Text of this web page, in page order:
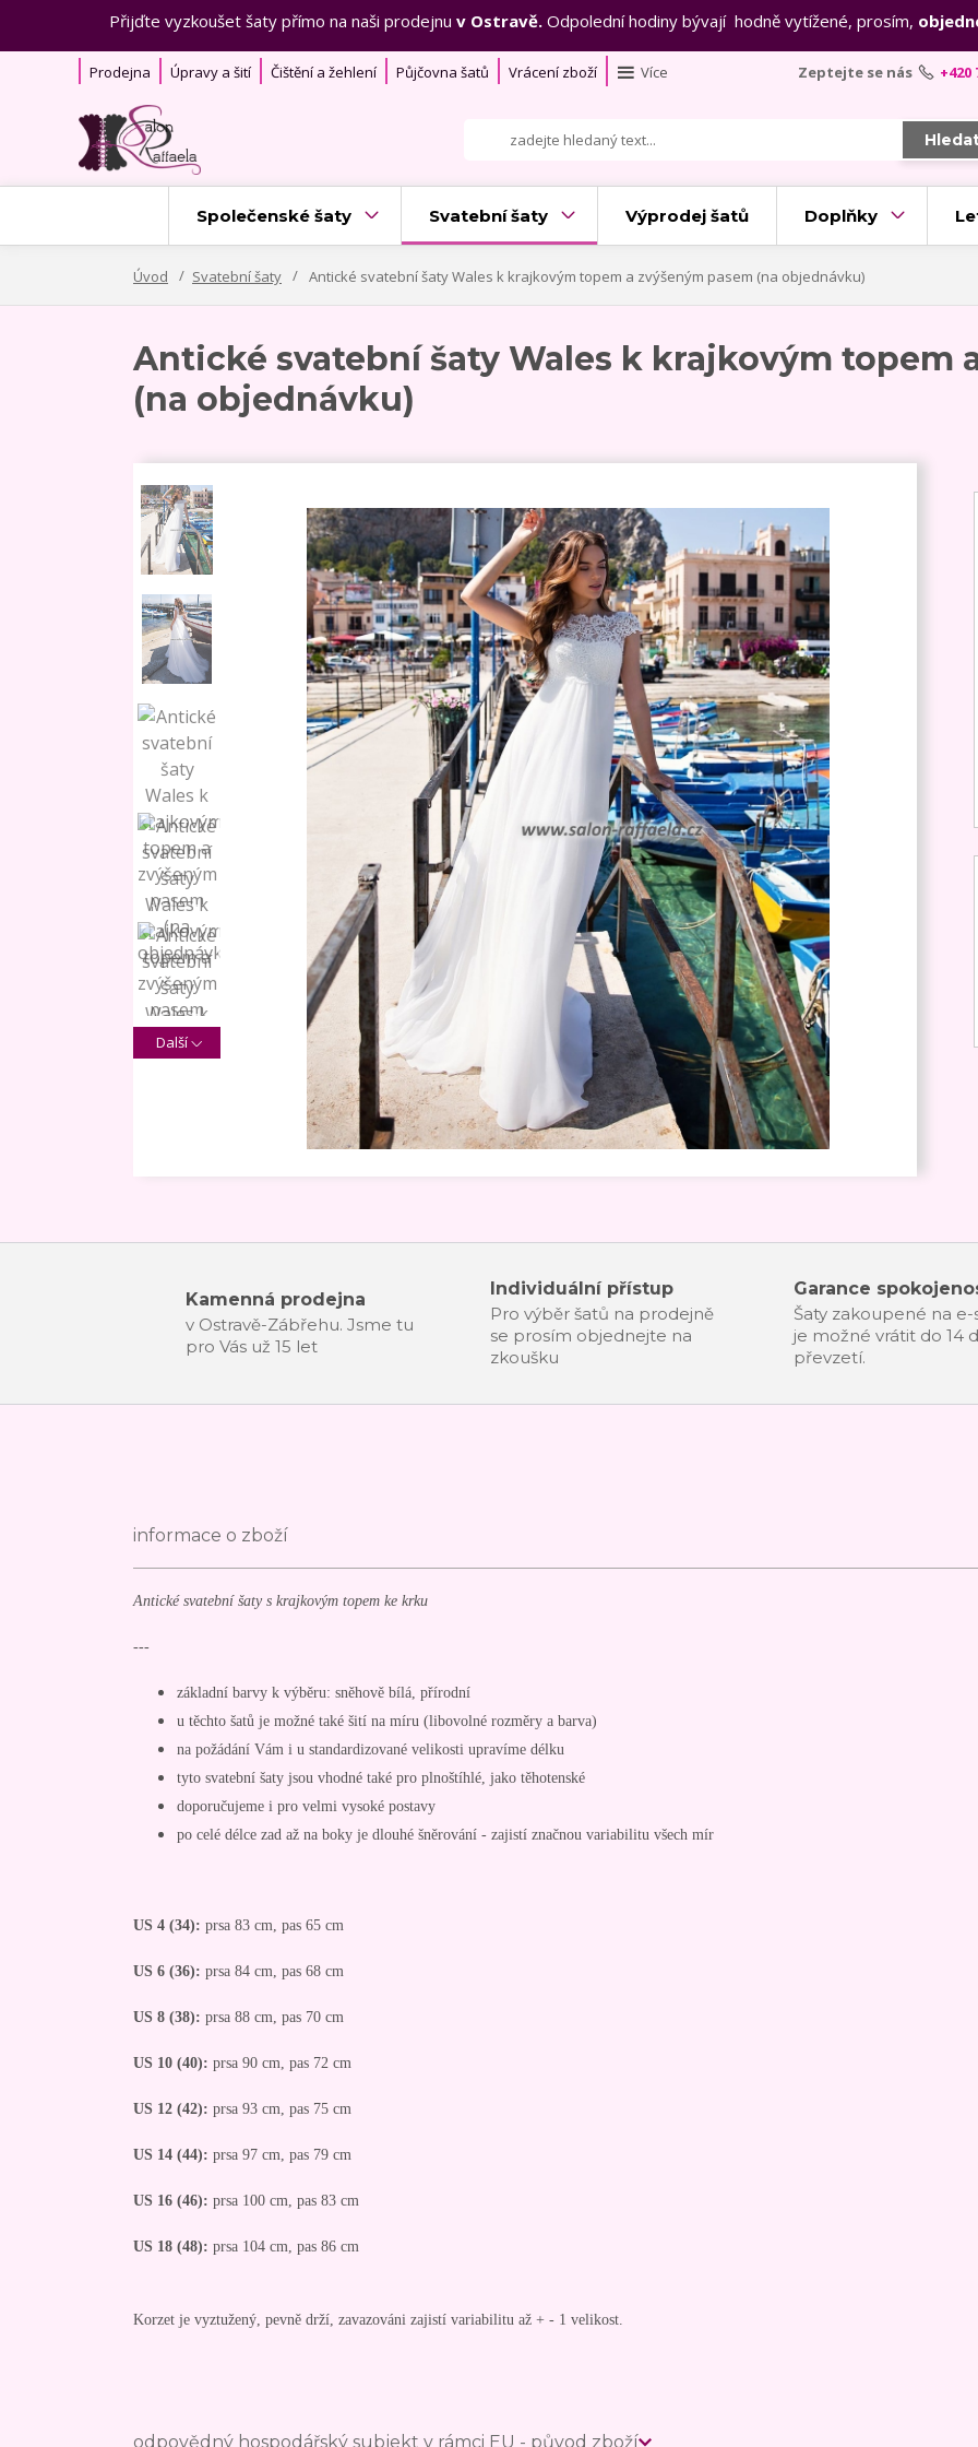
Přijďte vyzkoušet šaty přímo na naši prodejnu v Ostravě. Odpolední hodiny bývají hodně vytížené, prosím,
Prodejna Úpravy a šití Čištění a žehlení Půjčovna šatů Vrácení zboží Více Zeptejte se nás +420
Společenské šaty Svatební šaty Výprodej šatů Doplňky
Úvod Svatební šaty Antické svatební šaty Wales k krajkovým topem a zvýšeným pasem (na objednávku)
Antické svatební šaty Wales k krajkovým topem
(na objednávku)
Další
Kamenná prodejna
v Ostravě-Zábřehu. Jsme tu
pro Vás už 15 let
Individuální přístup
Pro výběr šatů na prodejně
se prosím objednejte na
zkoušku
Garance
Šaty zakoupené na
je možné vrátit do 14
převzetí.
informace o zboží
Antické svatební šaty s krajkovým topem ke krku
---
základní barvy k výběru: sněhově bílá, přírodní
u těchto šatů je možné také šití na míru (libovolné rozměry a barva)
na požádání Vám i u standardizované velikosti upravíme délku
tyto svatební šaty jsou vhodné také pro plnoštíhlé, jako těhotenské
doporučujeme i pro velmi vysoké postavy
po celé délce zad až na boky je dlouhé šněrování - zajistí značnou variabilitu všech mír
US 4 (34): prsa 83 cm, pas 65 cm
US 6 (36): prsa 84 cm, pas 68 cm
US 8 (38): prsa 88 cm, pas 70 cm
US 10 (40): prsa 90 cm, pas 72 cm
US 12 (42): prsa 93 cm, pas 75 cm
US 14 (44): prsa 97 cm, pas 79 cm
US 16 (46): prsa 100 cm, pas 83 cm
US 18 (48): prsa 104 cm, pas 86 cm
Korzet je vyztužený, pevně drží, zavazováni zajistí variabilitu až + - 1 velikost.
odpovědný hospodářský subjekt v rámci EU - původ zboží